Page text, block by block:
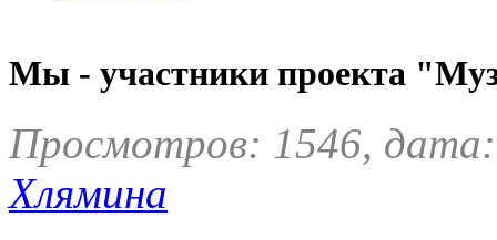
Мы - участники проекта
Просмотров: 1546,
Хлямина